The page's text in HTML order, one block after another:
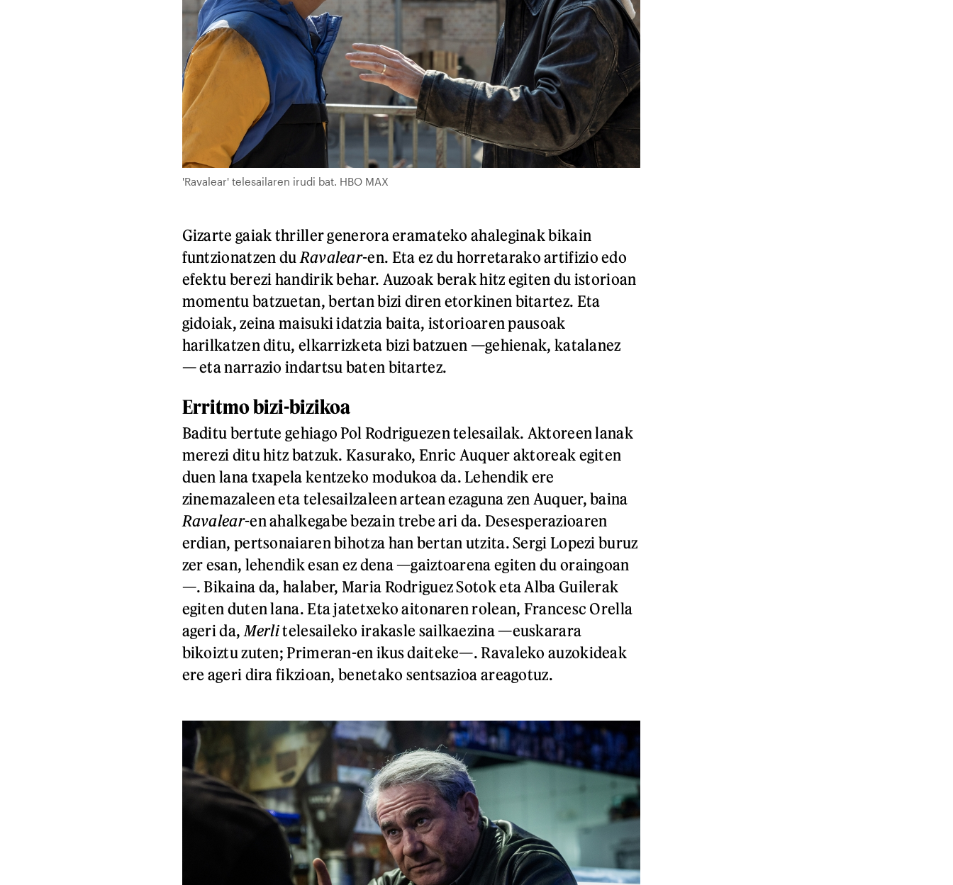
'Ravalear' telesailaren irudi bat. HBO MAX
Gizarte gaiak thriller generora eramateko ahaleginak bikain
funtzionatzen du Ravalear-en. Eta ez du horretarako artifizio edo
efektu berezi handirik behar. Auzoak berak hitz egiten du istorioan
momentu batzuetan, bertan bizi diren etorkinen bitartez. Eta
gidoiak, zeina maisuki idatzia baita, istorioaren pausoak
harilkatzen ditu, elkarrizketa bizi batzuen —gehienak, katalanez
— eta narrazio indartsu baten bitartez.
Erritmo bizi-bizikoa
Baditu bertute gehiago Pol Rodriguezen telesailak. Aktoreen lanak
merezi ditu hitz batzuk. Kasurako, Enric Auquer aktoreak egiten
duen lana txapela kentzeko modukoa da. Lehendik ere
zinemazaleen eta telesailzaleen artean ezaguna zen Auquer, baina
Ravalear-en ahalkegabe bezain trebe ari da. Desesperazioaren
erdian, pertsonaiaren bihotza han bertan utzita. Sergi Lopezi buruz
zer esan, lehendik esan ez dena —gaiztoarena egiten du oraingoan
—. Bikaina da, halaber, Maria Rodriguez Sotok eta Alba Guilerak
egiten duten lana. Eta jatetxeko aitonaren rolean, Francesc Orella
ageri da, Merlitelesaileko irakasle sailkaezina —euskarara
bikoiztu zuten; Primeran-en ikus daiteke—. Ravaleko auzokideak
ere ageri dira fikzioan, benetako sentsazioa areagotuz.